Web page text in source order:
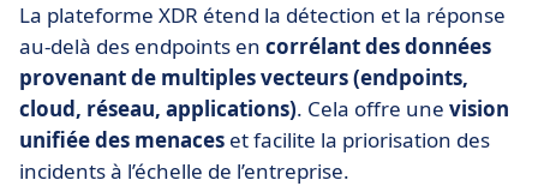
La plateforme XDR étend la détection et la réponse
au‑delà des endpoints en corrélant des données
provenant de multiples vecteurs (endpoints,
cloud, réseau, applications). Cela offre une vision
unifiée des menaces et facilite la priorisation des
incidents à l’échelle de l’entreprise.